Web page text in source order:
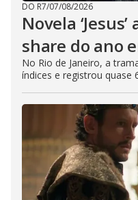
DO R7/07/08/2026
Novela
share do ano
No Rio de Janeiro, a
índices e registrou quase